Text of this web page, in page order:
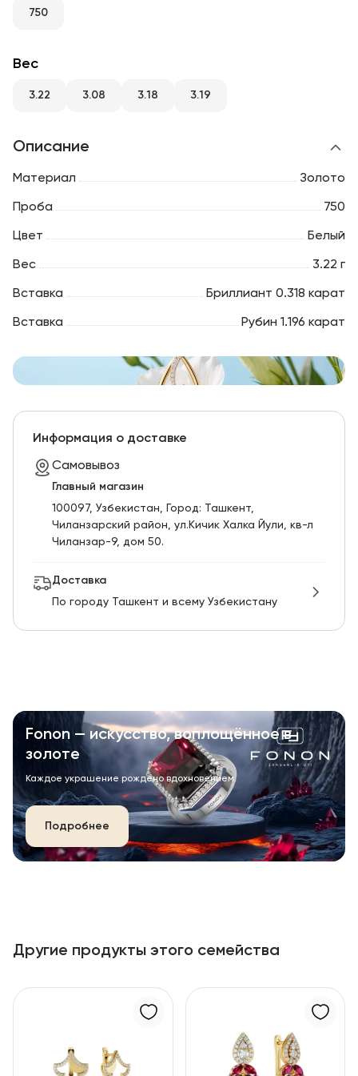
RU
750
Вес
3.22 3.08 3.18 3.19
Описание
Материал Золото
Проба 750
Цвет Белый
Вес 3.22 г
Вставка Бриллиант 0.318 карат
Вставка Рубин 1.196 карат
Информация о доставке
Самовывоз
Главный магазин
100097, Узбекистан, Город: Ташкент,
Чиланзарский pайон, ул.Кичик Халка Йули, кв-л
Чиланзар-9, дом 50.
Доставка
По городу Ташкент и всему Узбекистану
Fonon — искусство, воплощённое в
золоте
Каждое украшение рождено вдохновением.
Подробнее
Другие продукты этого семейства